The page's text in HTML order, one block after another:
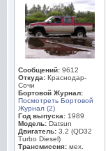
Сообщений: 9612
Откуда: Краснодар-
Сочи
Бортовой Журнал:
Посмотреть Бортовой
Журнал (2)
Год выпуска: 1989
Модель: Datsun
Двигатель: 3.2 (QD32
Turbo Diesel)
Трансмиссия: мех.